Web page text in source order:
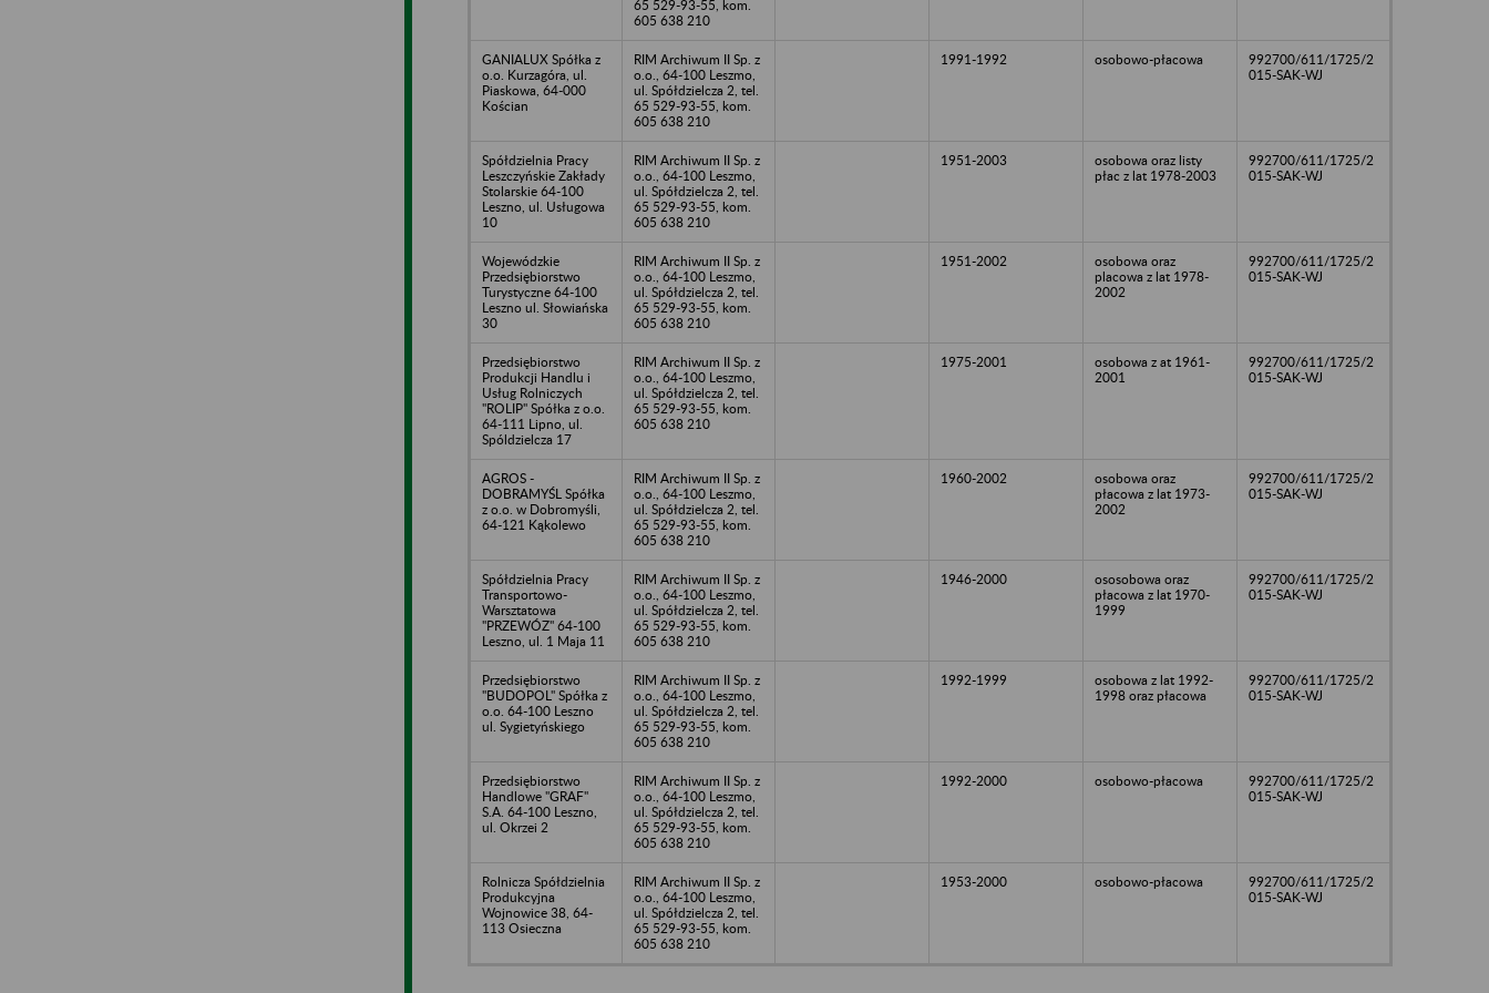
65 529-93-55, kom.
605 638 210
GANIALUX Spółka z
o.o. Kurzagóra, ul.
Piaskowa, 64-000
Kościan
RIM Archiwum II Sp. z
o.o., 64-100 Leszmo,
ul. Spółdzielcza 2, tel.
65 529-93-55, kom.
605 638 210
1991-1992 osobowo-płacowa
992700/611/1725/2
015-SAK-WJ
Spółdzielnia Pracy
Leszczyńskie Zakłady
Stolarskie 64-100
Leszno, ul. Usługowa
10
RIM Archiwum II Sp. z
o.o., 64-100 Leszmo,
ul. Spółdzielcza 2, tel.
65 529-93-55, kom.
605 638 210
1951-2003
osobowa oraz listy
płac z lat 1978-2003
992700/611/1725/2
015-SAK-WJ
Wojewódzkie
Przedsiębiorstwo
Turystyczne 64-100
Leszno ul. Słowiańska
30
RIM Archiwum II Sp. z
o.o., 64-100 Leszmo,
ul. Spółdzielcza 2, tel.
65 529-93-55, kom.
605 638 210
1951-2002
osobowa oraz
placowa z lat 1978-
2002
992700/611/1725/2
015-SAK-WJ
Przedsiębiorstwo
Produkcji Handlu i
Usług Rolniczych
"ROLIP" Spółka z o.o.
64-111 Lipno, ul.
Spóldzielcza 17
RIM Archiwum II Sp. z
o.o., 64-100 Leszmo,
ul. Spółdzielcza 2, tel.
65 529-93-55, kom.
605 638 210
1975-2001
osobowa z at 1961-
2001
992700/611/1725/2
015-SAK-WJ
AGROS -
DOBRAMYŚL Spółka
z o.o. w Dobromyśli,
64-121 Kąkolewo
RIM Archiwum II Sp. z
o.o., 64-100 Leszmo,
ul. Spółdzielcza 2, tel.
65 529-93-55, kom.
605 638 210
1960-2002
osobowa oraz
płacowa z lat 1973-
2002
992700/611/1725/2
015-SAK-WJ
Spółdzielnia Pracy
Transportowo-
Warsztatowa
"PRZEWÓZ" 64-100
Leszno, ul. 1 Maja 11
RIM Archiwum II Sp. z
o.o., 64-100 Leszmo,
ul. Spółdzielcza 2, tel.
65 529-93-55, kom.
605 638 210
1946-2000
ososobowa oraz
płacowa z lat 1970-
1999
992700/611/1725/2
015-SAK-WJ
Przedsiębiorstwo
"BUDOPOL" Spółka z
o.o. 64-100 Leszno
ul. Sygietyńskiego
RIM Archiwum II Sp. z
o.o., 64-100 Leszmo,
ul. Spółdzielcza 2, tel.
65 529-93-55, kom.
605 638 210
1992-1999
osobowa z lat 1992-
1998 oraz płacowa
992700/611/1725/2
015-SAK-WJ
Przedsiębiorstwo
Handlowe "GRAF"
S.A. 64-100 Leszno,
ul. Okrzei 2
RIM Archiwum II Sp. z
o.o., 64-100 Leszmo,
ul. Spółdzielcza 2, tel.
65 529-93-55, kom.
605 638 210
1992-2000 osobowo-płacowa
992700/611/1725/2
015-SAK-WJ
Rolnicza Spółdzielnia
Produkcyjna
Wojnowice 38, 64-
113 Osieczna
RIM Archiwum II Sp. z
o.o., 64-100 Leszmo,
ul. Spółdzielcza 2, tel.
65 529-93-55, kom.
605 638 210
1953-2000 osobowo-płacowa
992700/611/1725/2
015-SAK-WJ